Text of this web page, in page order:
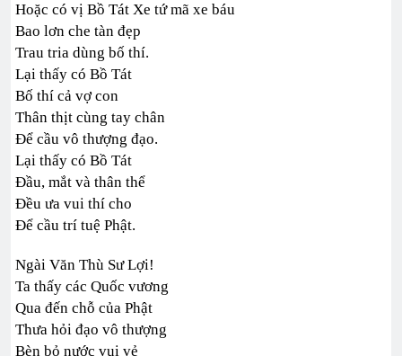
Hoặc có vị Bồ Tát Xe tứ mã xe báu
Bao lơn che tàn đẹp
Trau tria dùng bố thí.
Lại thấy có Bồ Tát
Bố thí cả vợ con
Thân thịt cùng tay chân
Để cầu vô thượng đạo.
Lại thấy có Bồ Tát
Đầu, mắt và thân thể
Đều ưa vui thí cho
Để cầu trí tuệ Phật.
Ngài Văn Thù Sư Lợi!
Ta thấy các Quốc vương
Qua đến chỗ của Phật
Thưa hỏi đạo vô thượng
Bèn bỏ nước vui vẻ